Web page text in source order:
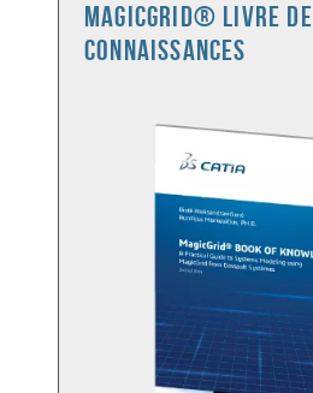
MagicGrid® LIVRE DE
CONNAISSANCES